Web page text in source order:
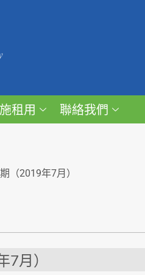
租用 聯絡我們
（2019年7月）
月）